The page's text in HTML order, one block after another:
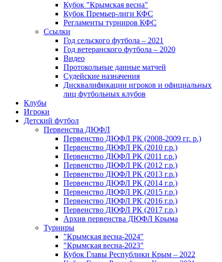
Кубок "Крымская весна"
Кубок Премьер-лиги КФС
Регламенты турниров КФС
Ссылки
Год сельского футбола – 2021
Год ветеранского футбола – 2020
Видео
Протокольные данные матчей
Судейские назначения
Дисквалификации игроков и официальных
лиц футбольных клубов
Клубы
Игроки
Детский футбол
Первенства ДЮФЛ
Первенство ДЮФЛ РК (2008-2009 гг. р.)
Первенство ДЮФЛ РК (2010 г.р.)
Первенство ДЮФЛ РК (2011 г.р.)
Первенство ДЮФЛ РК (2012 г.р.)
Первенство ДЮФЛ РК (2013 г.р.)
Первенство ДЮФЛ РК (2014 г.р.)
Первенство ДЮФЛ РК (2015 г.р.)
Первенство ДЮФЛ РК (2016 г.р.)
Первенство ДЮФЛ РК (2017 г.р.)
Архив первенства ДЮФЛ Крыма
Турниры
"Крымская весна-2024"
"Крымская весна-2023"
Кубок Главы Республики Крым – 2022